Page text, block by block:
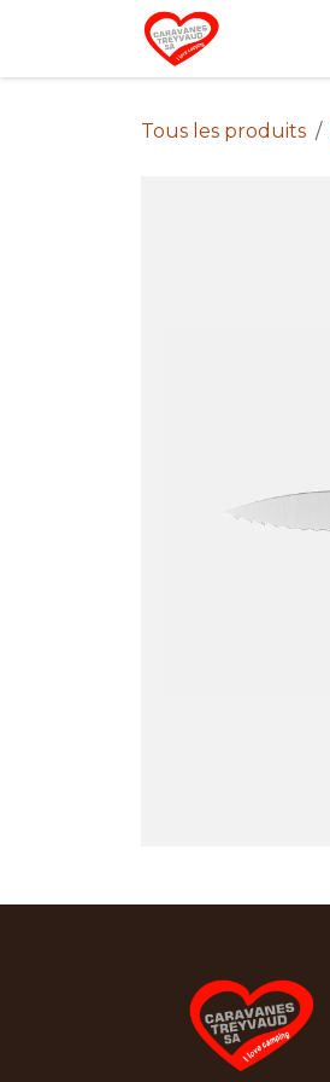
Se rendre au contenu
Tous les produits